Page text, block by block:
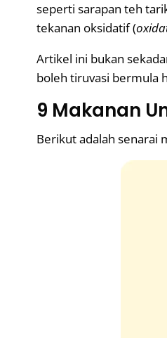
seperti sarapan teh
tekanan oksidatif (
Artikel ini bukan
boleh tiruvasi bermula
9 Makanan
Berikut adalah senarai